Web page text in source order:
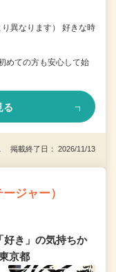
異なります） 好きな時
めての方も安心して始
る
掲載終了日： 2026/11/13
ジャー）
好き」の気持ちか
京都